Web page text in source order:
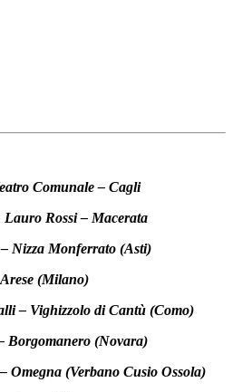
Comunale – Cagli
Lauro Rossi – Macerata
Nizza Monferrato (Asti)
(Milano)
– Vighizzolo di Cantù (Como)
(Novara)
(Verbano Cusio Ossola)